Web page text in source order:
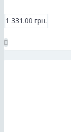
1 331.00 грн.